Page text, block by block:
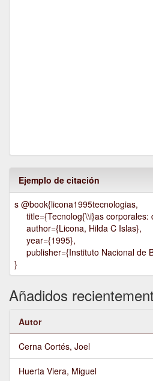
Ejemplo de citación
s @book{licona1995tecnologias,
title={Tecnolog{\\i}as corporales:
author={Licona, Hilda C Islas},
year={1995},
publisher={Instituto Nacional de
}
Añadidos
Autor
Cerna Cortés, Joel
Huerta Viera, Miguel